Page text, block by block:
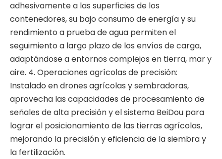
adhesivamente a las superficies de los
contenedores, su bajo consumo de energía y su
rendimiento a prueba de agua permiten el
seguimiento a largo plazo de los envíos de carga,
adaptándose a entornos complejos en tierra, mar y
aire. 4. Operaciones agrícolas de precisión:
Instalado en drones agrícolas y sembradoras,
aprovecha las capacidades de procesamiento de
señales de alta precisión y el sistema BeiDou para
lograr el posicionamiento de las tierras agrícolas,
mejorando la precisión y eficiencia de la siembra y
la fertilización.